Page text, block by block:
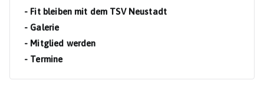
- Fit bleiben mit dem TSV Neustadt
- Galerie
- Mitglied werden
- Termine